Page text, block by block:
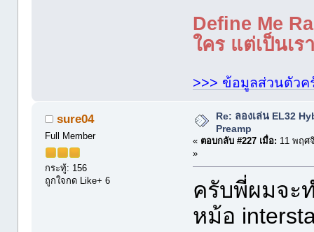
Define Me
ใคร แต่เป็นเ
>>> ข้อมูลส่วนตัวค
sure04
Full Member
กระทู้: 156
ถูกใจกด Like+ 6
Re: ลองเล่น EL32
Preamp
« ตอบกลับ #227 เมื่อ: 11 พฤศ
»
ครับพี่ผมจะ
หม้อ